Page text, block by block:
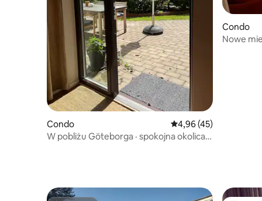
Condo Średnia ocena: 4,96
4,96 (45)
W pobliżu Göteborga · spokojna okolica ·
Condo
Nowe